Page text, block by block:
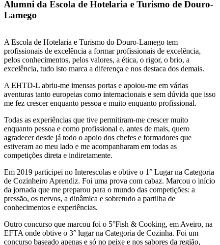
Alumni da Escola de Hotelaria e Turismo de Douro-
Lamego
A Escola de Hotelaria e Turismo do Douro-Lamego tem
profissionais de excelência a formar profissionais de excelência,
pelos conhecimentos, pelos valores, a ética, o rigor, o brio, a
excelência, tudo isto marca a diferença e nos destaca dos demais.
A EHTD-L abriu-me imensas portas e apoiou-me em várias
aventuras tanto europeias como internacionais e sem dúvida que isso
me fez crescer enquanto pessoa e muito enquanto profissional.
Todas as experiências que tive permitiram-me crescer muito
enquanto pessoa e como profissional e, antes de mais, quero
agradecer desde já todo o apoio dos chefes e formadores que
estiveram ao meu lado e me acompanharam em todas as
competições direta e indiretamente.
Em 2019 participei no Interescolas e obtive o 1° Lugar na Categoria
de Cozinheiro Aprendiz. Foi uma prova com cabaz. Marcou o início
da jornada que me preparou para o mundo das competições: a
pressão, os nervos, a dinâmica e sobretudo a partilha de
conhecimentos e experiências.
Outro concurso que marcou foi o 5°Fish & Cooking, em Aveiro, na
EFTA onde obtive o 3° lugar na Categoria de Cozinha. Foi um
concurso baseado apenas e só no peixe e nos sabores da região,